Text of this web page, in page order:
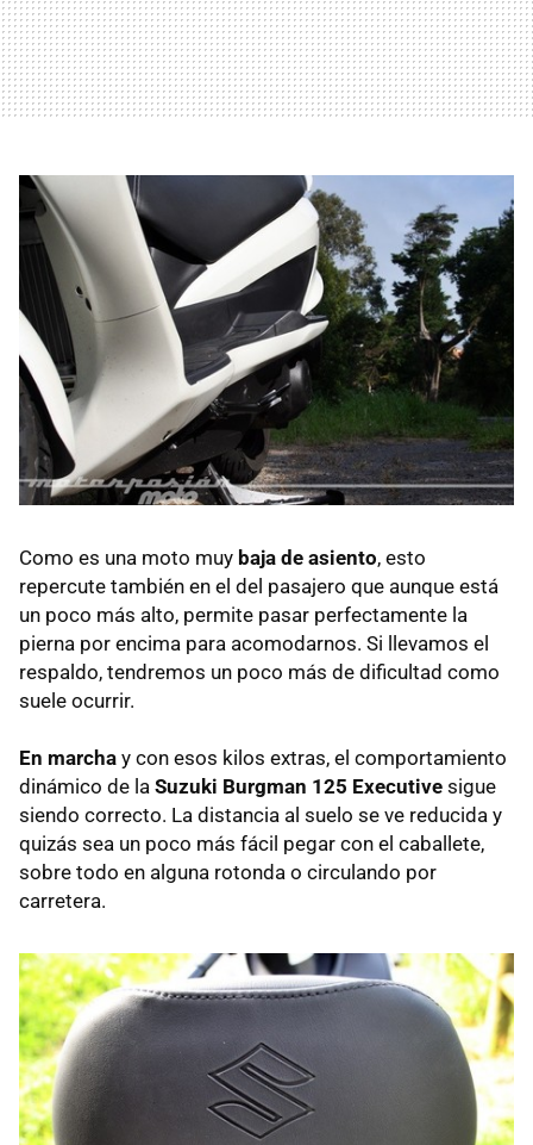
Como es una moto muy baja de asiento, esto
repercute también en el del pasajero que aunque está
un poco más alto, permite pasar perfectamente la
pierna por encima para acomodarnos. Si llevamos el
respaldo, tendremos un poco más de dificultad como
suele ocurrir.
En marcha y con esos kilos extras, el comportamiento
dinámico de la Suzuki Burgman 125 Executive sigue
siendo correcto. La distancia al suelo se ve reducida y
quizás sea un poco más fácil pegar con el caballete,
sobre todo en alguna rotonda o circulando por
carretera.